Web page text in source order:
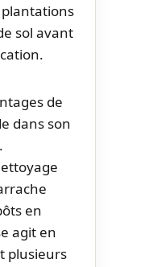
sol avant
de
dans son
.
en
agit en
plusieurs